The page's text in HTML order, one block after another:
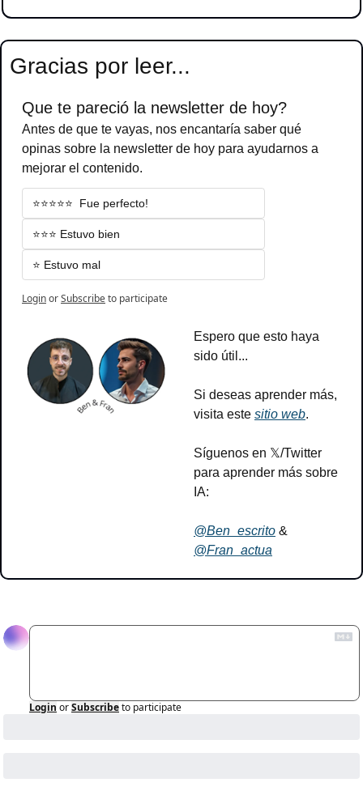
Gracias por leer...
Que te pareció la newsletter de hoy?
Antes de que te vayas, nos encantaría saber qué
opinas sobre la newsletter de hoy para ayudarnos a
mejorar el contenido.
⭐️⭐️⭐️⭐️⭐️  Fue perfecto!
⭐️⭐️⭐️ Estuvo bien
⭐️ Estuvo mal
LoginorSubscribeto participate
Espero que esto haya
sido útil...
Si deseas aprender más,
visita este sitio web.
Síguenos en 𝕏/Twitter
para aprender más sobre
IA:
@Ben_escrito
@Fran_actua
Login orSubscribeto participate